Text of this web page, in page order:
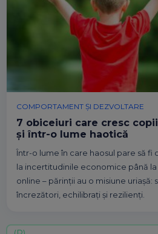
COMPORTAMENT ȘI DEZVOLTARE
7 obiceiuri care cresc
și într-o lume haotică
Într-o lume în care haosul pare să
la incertitudinile economice până
online – părinții au o misiune uriașă:
încrezători, echilibrați și rezilienți.